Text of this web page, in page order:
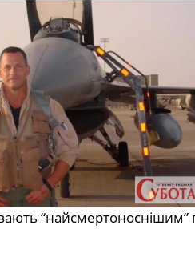
“найсмертоноснішим”